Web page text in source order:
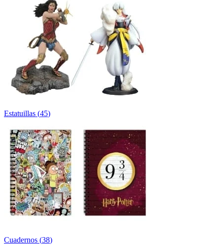
Estatuillas (45)
Cuadernos (38)